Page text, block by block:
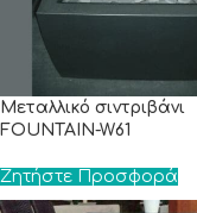
Μεταλλικό σιντριβάνι
FOUNTAIN-W61
Ζητήστε Προσφορά